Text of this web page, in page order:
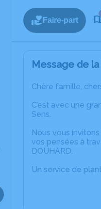
Faire-part
Message de
Chère famille,
C’est avec une
Sens.
Nous vous
vos pensées à
DOUHARD.
Un service de